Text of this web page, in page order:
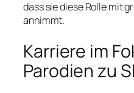
dass sie diese Rolle mit
annimmt.
Karriere im
Parodien zu